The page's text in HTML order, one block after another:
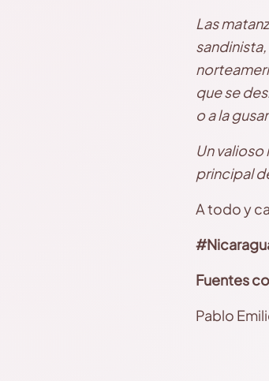
Las
que se
o a la
Un
principal
A todo y
Fuentes
Pablo